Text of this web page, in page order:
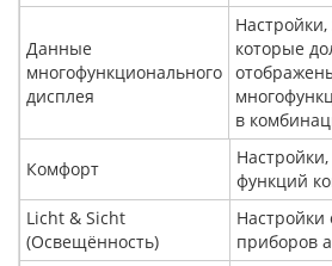
Данные
многофункционального
дисплея
которые
в
Комфорт
функций
Licht & Sicht
(Освещённость)
Настройки
приборов